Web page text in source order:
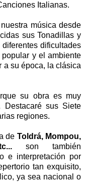
Italianas.
música desde
sus Tonadillas y
dificultades
y el ambiente
a su época, la clásica
su obra es muy
sus Siete
regiones.
de Toldrá, Mompou,
son también
e interpretación por
tan exquisito,
ya sea nacional o